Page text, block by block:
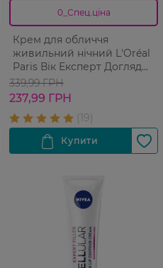
0_Спец.ціна
Крем для обличчя
живильний нічний L'Oréal
Paris Вік Експерт Догляд
339,99 ГРН
237,99 ГРН